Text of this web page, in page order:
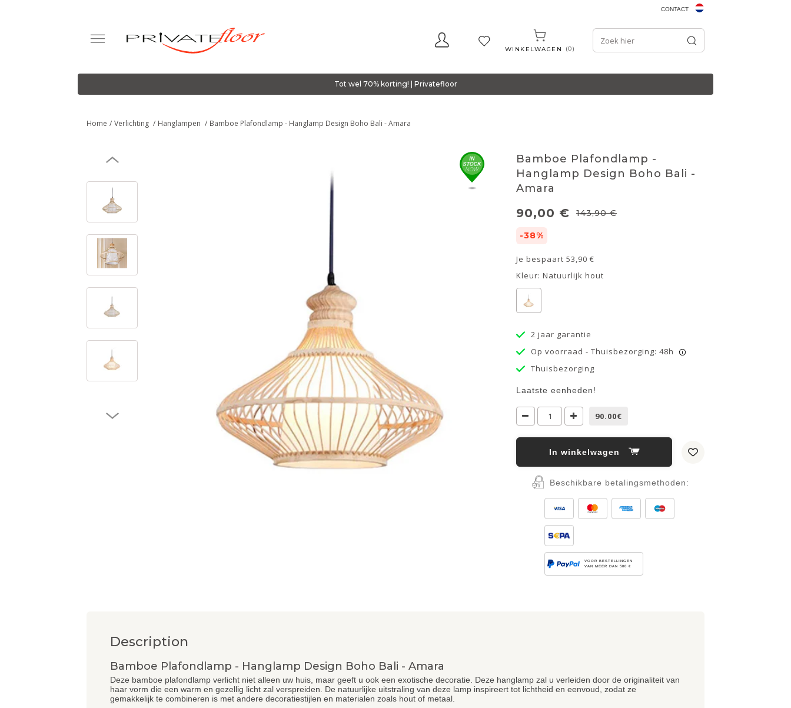
CONTACT
WINKELWAGEN 0
Tot wel 70% korting! | Privatefloor
Home Verlichting Hanglampen Bamboe Plafondlamp - Hanglamp Design Boho Bali - Amara
Bamboe Plafondlamp -
Hanglamp Design Boho Bali -
Amara
90,00 € 143,90 €
-38%
Je bespaart 53,90 €
Kleur: Natuurlijk hout
2 jaar garantie
Op voorraad - Thuisbezorging: 48h
i
Thuisbezorging
Laatste eenheden!
90.00€
In winkelwagen
Beschikbare betalingsmethoden:
VOOR BESTELLINGEN
VAN MEER DAN 500 €
Description
Bamboe Plafondlamp - Hanglamp Design Boho Bali - Amara
Deze bamboe plafondlamp verlicht niet alleen uw huis, maar geeft u ook een exotische decoratie. Deze hanglamp zal u verleiden door de originaliteit van
haar vorm die een warm en gezellig licht zal verspreiden. De natuurlijke uitstraling van deze lamp inspireert tot lichtheid en eenvoud, zodat ze
gemakkelijk te combineren is met andere decoratiestijlen en materialen zoals hout of metaal.